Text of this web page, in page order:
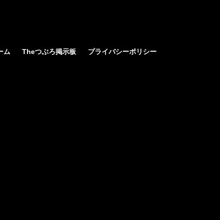
ム Theつぶろ掲示板 プライバシーポリシー